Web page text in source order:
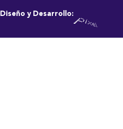
Diseño y Desarrollo: